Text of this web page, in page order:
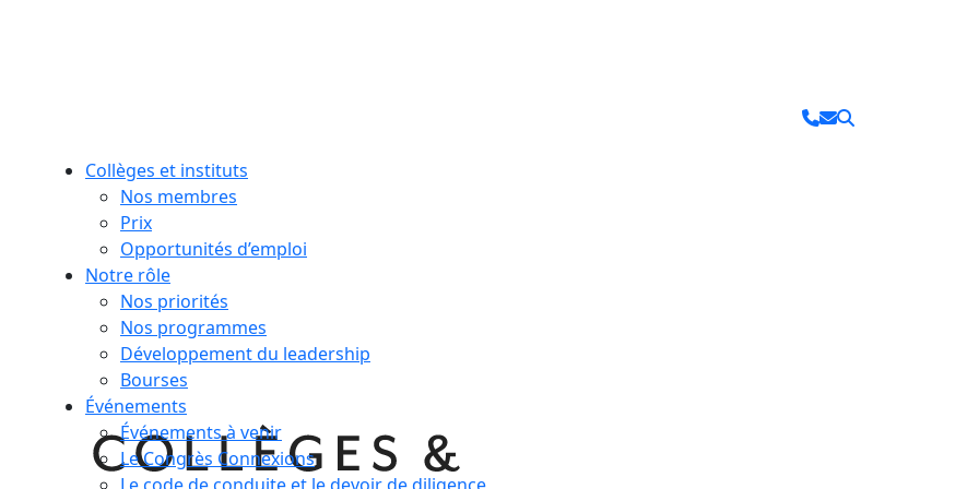
Collèges et instituts
Nos membres
Prix
Opportunités d’emploi
Notre rôle
Nos priorités
Nos programmes
Développement du leadership
Bourses
Événements
Événements à venir
Le Congrès Connexions